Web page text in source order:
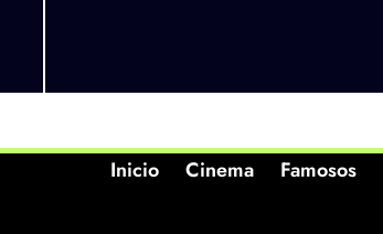
Inicio Cinema Famosos